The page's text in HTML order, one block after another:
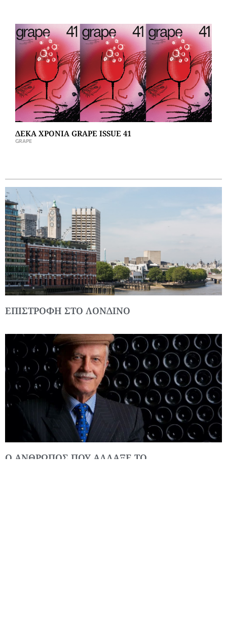
ΔΕΚΑ ΧΡΟΝΙΑ GRAPE ISSUE 41
GRAPE
ΕΠΙΣΤΡΟΦΗ ΣΤΟ ΛΟΝΔΙΝΟ
Ο ΑΝΘΡΩΠΟΣ ΠΟΥ ΑΛΛΑΞΕ ΤΟ